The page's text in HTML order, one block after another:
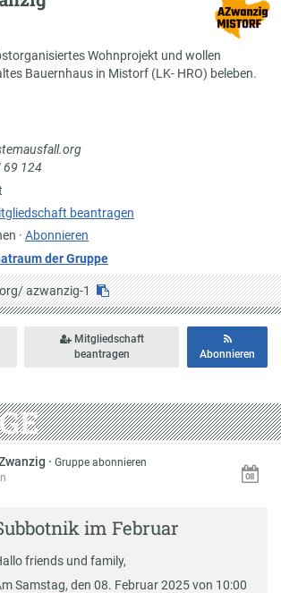
Wohnprojekt und wollen
Bauernhaus in Mistorf (LK- HRO) beleben.
69 124
beantragen
·Abonnieren
der Gruppe
azwanzig-1
Mitgliedschaft
beantragen
Abonnieren
·Gruppe abonnieren
im Februar
friends und family,
Samstag, den 08. Februar 2025 von 10:00